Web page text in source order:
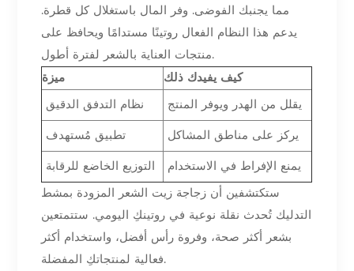
مما يجنبك الفوضى. وفر المال باستغلال كل قطرة.
يدعم هذا النظام الفعال روتينًا مستدامًا ويحافظ على
منتجات العناية بالشعر لفترة أطول.
ميزة
كيف يفيدك ذلك
نظام التدفق الدقيق
يقلل من الهدر ويوفر المنتج
تطبيق مُستهدف
يركز على مناطق المشاكل
التوزيع الخاضع للرقابة
يمنع الإفراط في الاستخدام
ستكتشفين أن زجاجة زيت الشعر المزودة بمشط
التدليك تُحدث نقلة نوعية في روتينكِ اليومي. ستتمتعين
بشعر أكثر صحة، وفروة رأس أفضل، واستخدام أكثر
فعالية لمنتجاتكِ المفضلة.